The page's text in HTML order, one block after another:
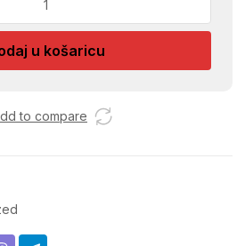
u košaricu
to compare